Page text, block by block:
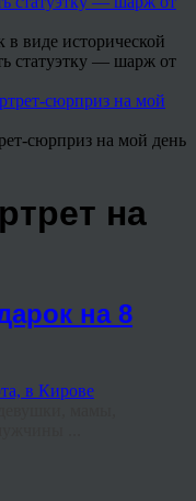
виде исторической
статуэтку — шарж от
сюрприз на мой день
на
на 8